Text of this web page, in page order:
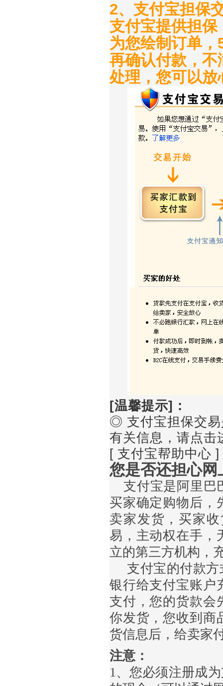
2、支付宝担保
支付宝提供担
为您绘制订单
再确认付款，
处理，您可以放
[温馨提示]：
◎ 支付宝担保交易
有关信息，请点击
[ 支付宝帮助中心 ]
您是否还担心
支付宝是阿里巴
买家确定购物后，
卖家发货，买家
易，主动权在手，
立的第三方机构，
支付宝的付款方
银行给支付宝账户
支付，您的货款会
你发货，您收到商
货信息后，给卖家
注意：
1、您必须注册成